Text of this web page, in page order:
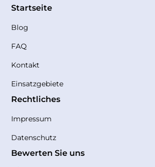
Startseite
Blog
FAQ
Kontakt
Einsatzgebiete
Rechtliches
Impressum
Datenschutz
Bewerten Sie uns